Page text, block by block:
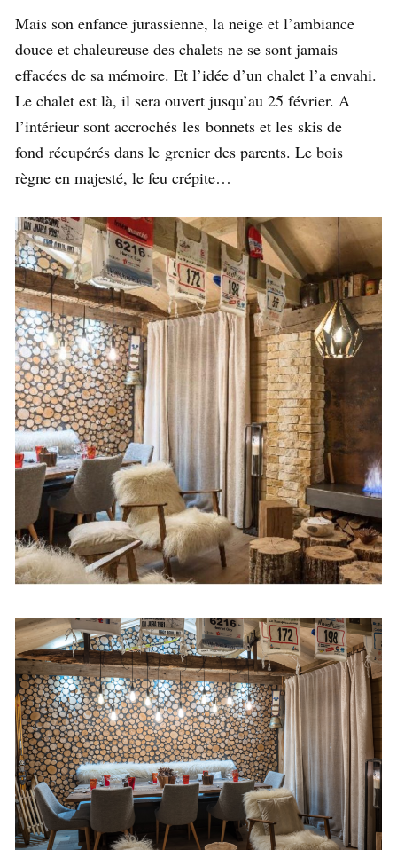
Mais son enfance jurassienne, la neige et l’ambiance
douce et chaleureuse des chalets ne se sont jamais
effacées de sa mémoire. Et l’idée d’un chalet l’a envahi.
Le chalet est là, il sera ouvert jusqu’au 25 février. A
l’intérieur sont accrochés les bonnets et les skis de
fond récupérés dans le grenier des parents. Le bois
règne en majesté, le feu crépite…